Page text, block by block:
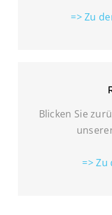
=> Zu
Blicken Sie
=> Zu